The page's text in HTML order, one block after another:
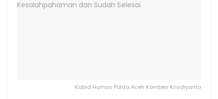
Kabid Humas Polda Aceh Kombes Krisdiyanto